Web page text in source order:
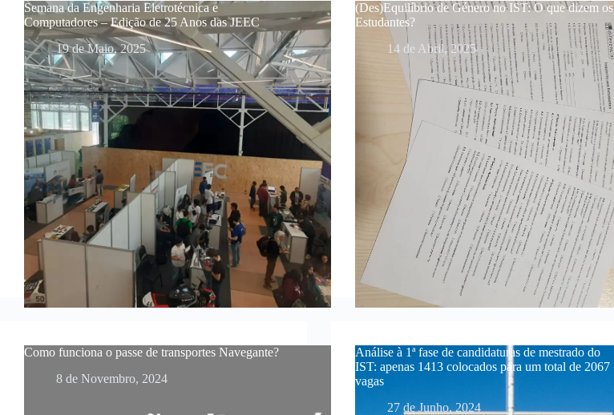
Semana da Engenharia Eletrotécnica e
Computadores – Edição de 25 Anos das JEEC
19 de Maio, 2025
(Des)Equilíbrio de Género no IST: O que dizem os
Estudantes?
14 de Abril, 2025
Como funciona o passe de transportes Navegante?
8 de Novembro, 2024
Análise à 1ª fase de candidaturas de mestrado do
IST: apenas 1413 colocados para um total de 2067
vagas
27 de Junho, 2024